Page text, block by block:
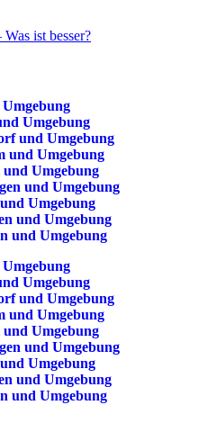
ist besser?
Umgebung
und Umgebung
und Umgebung
Umgebung
und Umgebung
Umgebung
und Umgebung
und Umgebung
Umgebung
und Umgebung
und Umgebung
Umgebung
und Umgebung
Umgebung
und Umgebung
und Umgebung